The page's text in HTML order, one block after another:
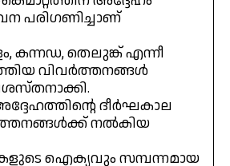
പരിഗണിച്ചാണ്
കന്നഡ, തെലുങ്ക് എന്നീ
വിവർത്തനങ്ങൾ
ദീർഘകാല
നൽകിയ
ഐക്യവും സമ്പന്നമായ